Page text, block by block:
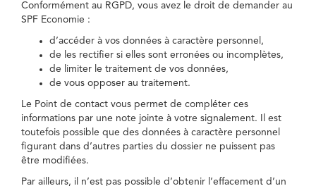
Conformément au RGPD, vous avez le droit de demander au
SPF Economie :
d’accéder à vos données à caractère personnel,
de les rectifier si elles sont erronées ou incomplètes,
de limiter le traitement de vos données,
de vous opposer au traitement.
Le Point de contact vous permet de compléter ces
informations par une note jointe à votre signalement. Il est
toutefois possible que des données à caractère personnel
figurant dans d’autres parties du dossier ne puissent pas
être modifiées.
Par ailleurs, il n’est pas possible d’obtenir l’effacement d’un